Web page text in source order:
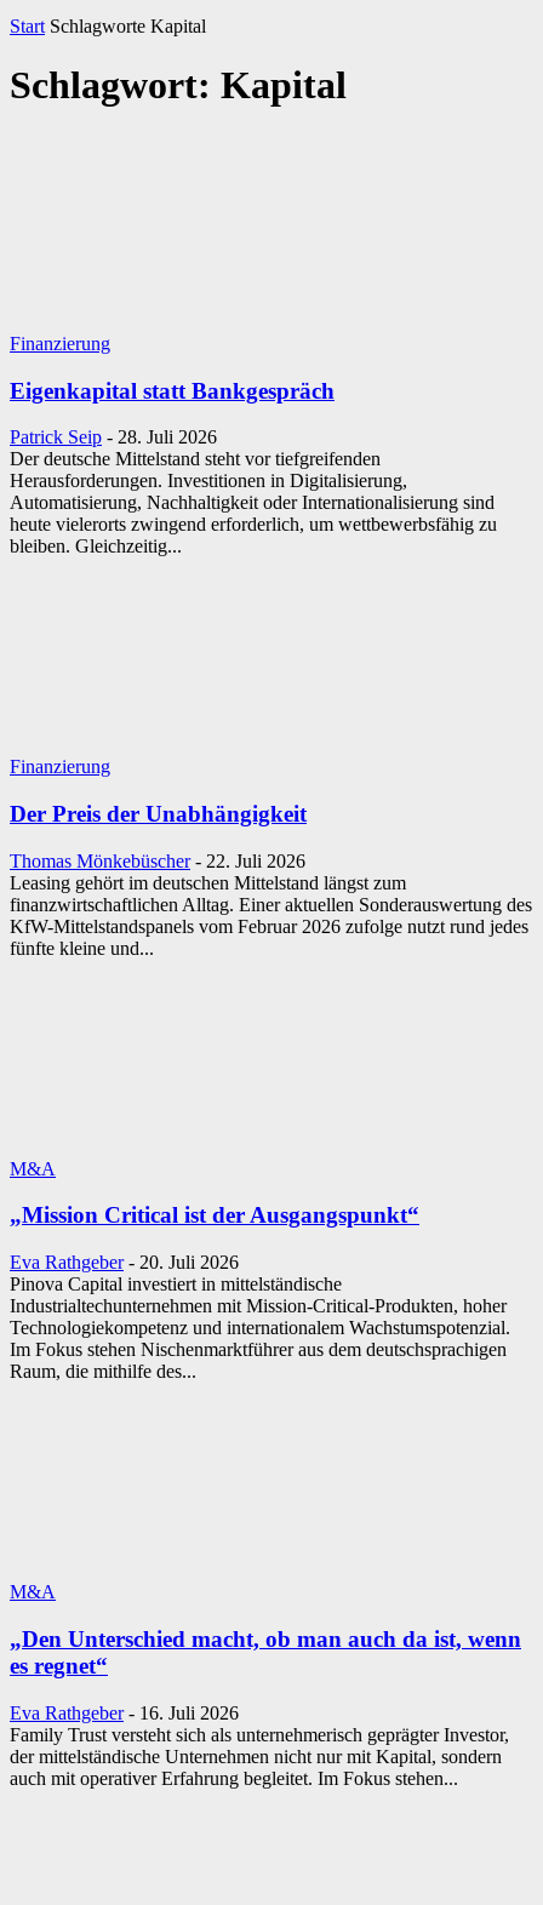
Start Schlagworte Kapital
Schlagwort: Kapital
Finanzierung
Eigenkapital statt Bankgespräch
Patrick Seip - 28. Juli 2026
Der deutsche Mittelstand steht vor tiefgreifenden
Herausforderungen. Investitionen in Digitalisierung,
Automatisierung, Nachhaltigkeit oder Internationalisierung sind
heute vielerorts zwingend erforderlich, um wettbewerbsfähig zu
bleiben. Gleichzeitig...
Finanzierung
Der Preis der Unabhängigkeit
Thomas Mönkebüscher - 22. Juli 2026
Leasing gehört im deutschen Mittelstand längst zum
finanzwirtschaftlichen Alltag. Einer aktuellen Sonderauswertung des
KfW-Mittelstandspanels vom Februar 2026 zufolge nutzt rund jedes
fünfte kleine und...
M&A
„Mission Critical ist der Ausgangspunkt“
Eva Rathgeber - 20. Juli 2026
Pinova Capital investiert in mittelständische
Industrialtechunternehmen mit Mission-Critical-Produkten, hoher
Technologiekompetenz und internationalem Wachstumspotenzial.
Im Fokus stehen Nischenmarktführer aus dem deutschsprachigen
Raum, die mithilfe des...
M&A
„Den Unterschied macht, ob man auch da ist, wenn
es regnet“
Eva Rathgeber - 16. Juli 2026
Family Trust versteht sich als unternehmerisch geprägter Investor,
der mittelständische Unternehmen nicht nur mit Kapital, sondern
auch mit operativer Erfahrung begleitet. Im Fokus stehen...